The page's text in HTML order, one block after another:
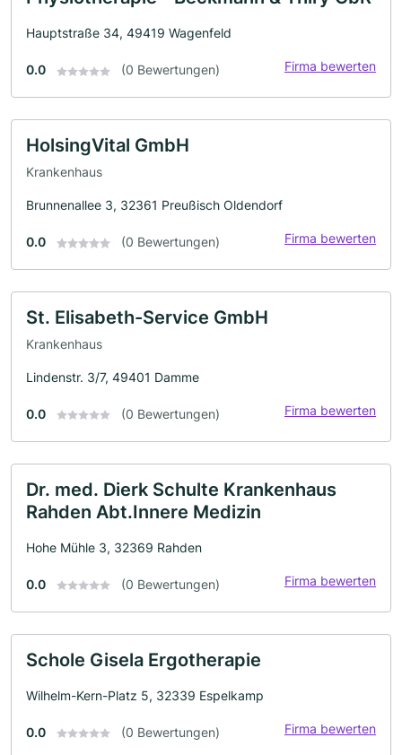
Hauptstraße 34, 49419 Wagenfeld
0.0 (0 Bewertungen) Firma bewerten
HolsingVital GmbH
Krankenhaus
Brunnenallee 3, 32361 Preußisch Oldendorf
0.0 (0 Bewertungen) Firma bewerten
St. Elisabeth-Service GmbH
Krankenhaus
Lindenstr. 3/7, 49401 Damme
0.0 (0 Bewertungen) Firma bewerten
Dr. med. Dierk Schulte Krankenhaus
Rahden Abt.Innere Medizin
Hohe Mühle 3, 32369 Rahden
0.0 (0 Bewertungen) Firma bewerten
Schole Gisela Ergotherapie
Wilhelm-Kern-Platz 5, 32339 Espelkamp
0.0 (0 Bewertungen) Firma bewerten